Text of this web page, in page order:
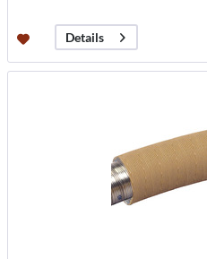
Details